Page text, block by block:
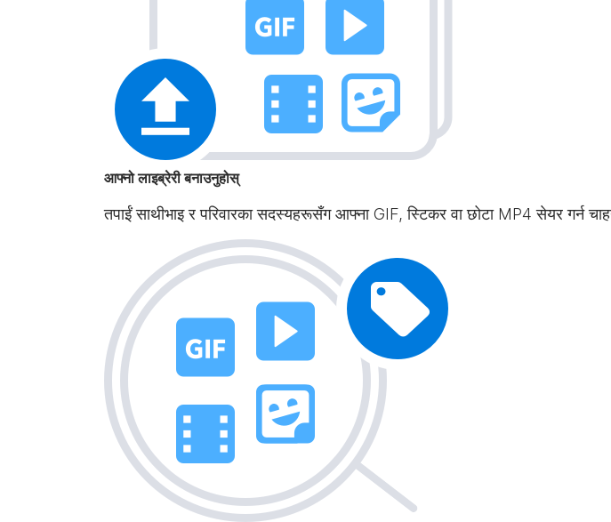
आफ्नो लाइब्रेरी बनाउनुहोस्
तपाईं साथीभाइ र परिवारका सदस्यहरूसँग आफ्ना GIF, स्टिकर वा छोटा MP4 सेयर गर्न